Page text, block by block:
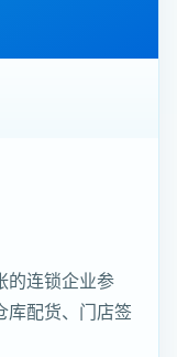
的连锁企业参
库配货、门店签